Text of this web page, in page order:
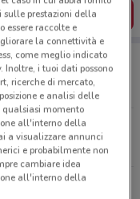
L’APP
vicinanze
prestazioni della
essere raccolte e
la connettività e
come meglio indicato
i tuoi dati possono
ricerche di mercato,
e analisi delle
qualsiasi momento
all'interno della
a visualizzare annunci
e probabilmente non
cambiare idea
all'interno della